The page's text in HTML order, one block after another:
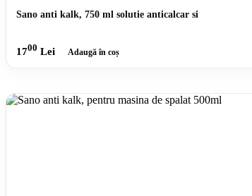
Sano anti kalk, 750 ml solutie anticalcar si
1700 Lei Adaugă în coș